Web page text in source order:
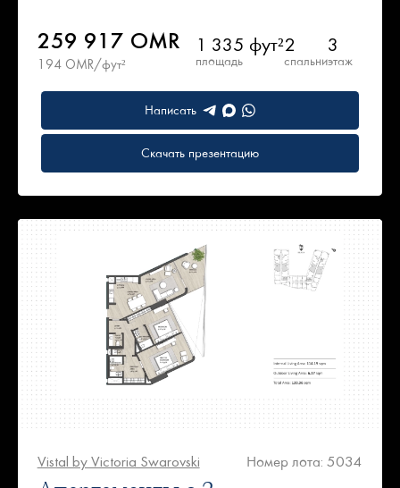
259 917 OMR
194 OMR/фут²
1 335 фут²
площадь
2
спальни
3
этаж
Написать
Скачать презентацию
Vistal by Victoria Swarovski Номер лота: 5034